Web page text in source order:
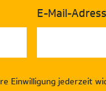
E-Mail-
Einwilligung jederzeit